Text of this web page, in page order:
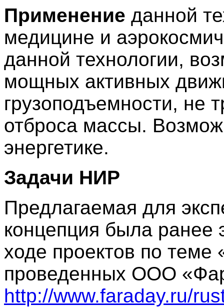
Применение данной
медицине и
данной технологии,
мощных активных
грузоподъемности, не
отброса массы.
энергетике.
Задачи НИР
Предлагаемая для
концепция была ранее
ходе проектов по
проведенных ООО
http://www.faraday.ru/